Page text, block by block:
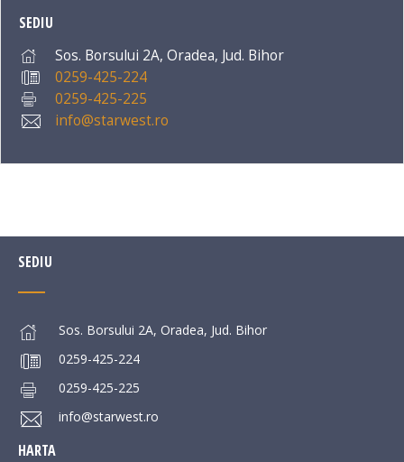
SEDIU
Sos. Borsului 2A, Oradea, Jud. Bihor
0259-425-224
0259-425-225
info@starwest.ro
SEDIU
Sos. Borsului 2A, Oradea, Jud. Bihor
0259-425-224
0259-425-225
info@starwest.ro
HARTA